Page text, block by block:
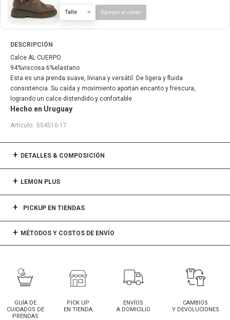
Talle Agregar al carrito
DESCRIPCIÓN
Calce AL CUERPO
94%viscosa 6%elastano
Esta es una prenda suave, liviana y versátil. De ligera y fluida
consistencia. Su caída y movimiento aportan encanto y frescura,
logrando un calce distendido y confortable
Hecho en Uruguay
504510-17
DETALLES & COMPOSICIÓN
LEMON PLUS
PICKUP EN TIENDAS
MÉTODOS Y COSTOS DE ENVÍO
GUÍA DE
CUIDADOS DE
PRENDAS
PICK UP
EN TIENDA
ENVÍOS
A DOMICILIO
CAMBIOS
Y DEVOLUCIONES